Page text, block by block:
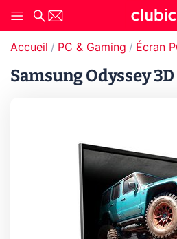
Accueil PC & Gaming Écran
Samsung Odyssey 3D